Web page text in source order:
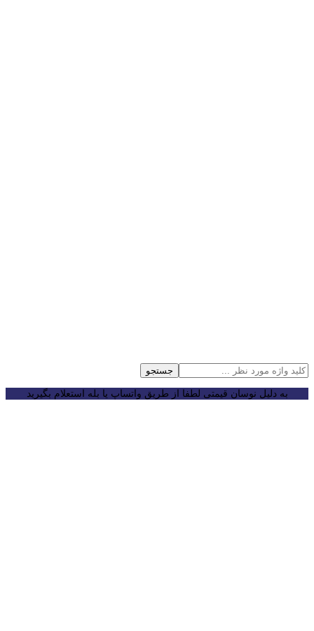
جستجو
به دلیل نوسان قیمتی لطفا از طریق واتساپ یا بله استعلام بگیرید